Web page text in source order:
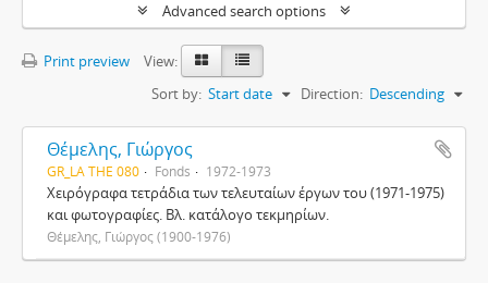
Advanced search options
Print preview
View:
Sort by: Start date Direction: Descending
Θέμελης, Γιώργος
GR_LA THE 080 Fonds 1972-1973
Χειρόγραφα τετράδια των τελευταίων έργων του (1971-1975)
και φωτογραφίες. Βλ. κατάλογο τεκμηρίων.
Θέμελης, Γιώργος (1900-1976)